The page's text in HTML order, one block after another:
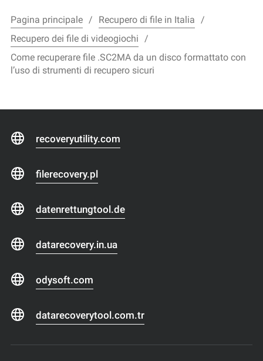
Pagina principale
Recupero di file in Italia
Recupero dei file di videogiochi
Come recuperare file .SC2MA da un disco formattato con
l’uso di strumenti di recupero sicuri
recoveryutility.com
filerecovery.pl
datenrettungtool.de
datarecovery.in.ua
odysoft.com
datarecoverytool.com.tr